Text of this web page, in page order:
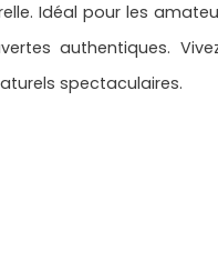
Idéal pour les
authentiques.
spectaculaires.